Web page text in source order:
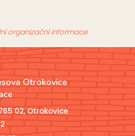
organizační informace
Otrokovice
02, Otrokovice